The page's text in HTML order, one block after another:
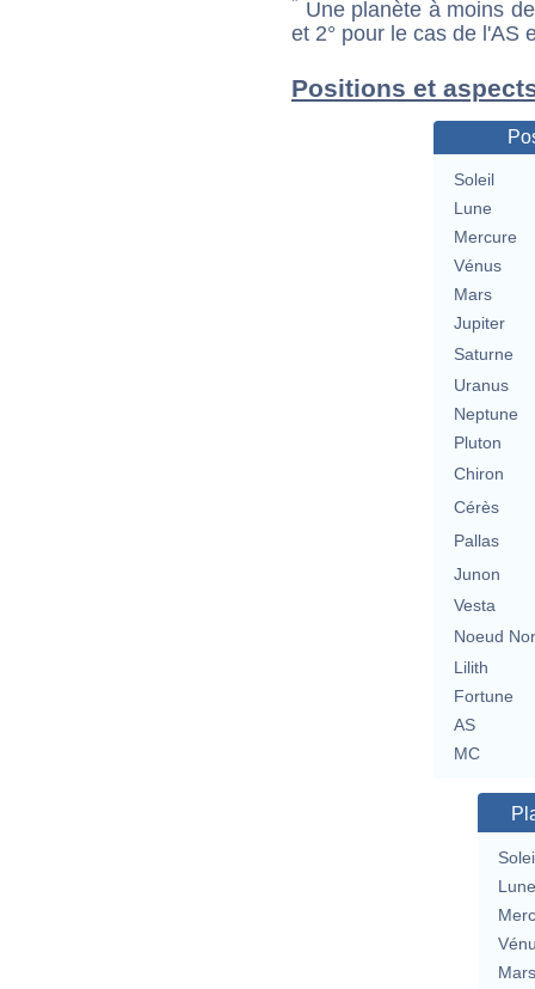
Une planète à moins
et 2° pour le cas de l'AS
Positions et
Soleil
Lune
Mercure
Vénus
Mars
Jupiter
Saturne
Uranus
Neptune
Pluton
Chiron
Cérès
Pallas
Junon
Vesta
Noeud
Lilith
Fortune
AS
MC
Lune
Mars